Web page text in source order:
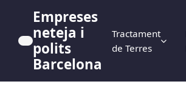
Empreses
neteja i
polits
Barcelona
Tractament
de Terres